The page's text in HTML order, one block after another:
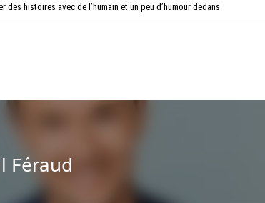
des histoires avec de l’humain et un peu d’humour dedans
Féraud